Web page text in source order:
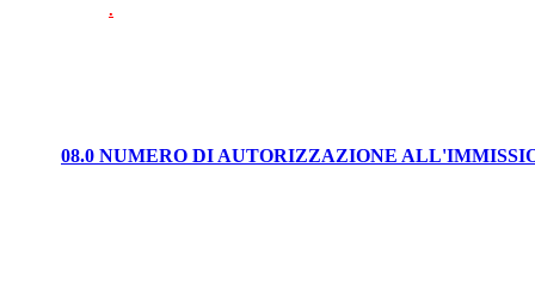
.
08.0 NUMERO DI AUTORIZZAZIONE